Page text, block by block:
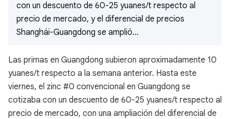
con un descuento de 60-25 yuanes/t respecto al
precio de mercado, y el diferencial de precios
Shanghái-Guangdong se amplió...
Las primas en Guangdong subieron aproximadamente 10
yuanes/t respecto a la semana anterior. Hasta este
viernes, el zinc #0 convencional en Guangdong se
cotizaba con un descuento de 60-25 yuanes/t respecto al
precio de mercado, con una ampliación del diferencial de